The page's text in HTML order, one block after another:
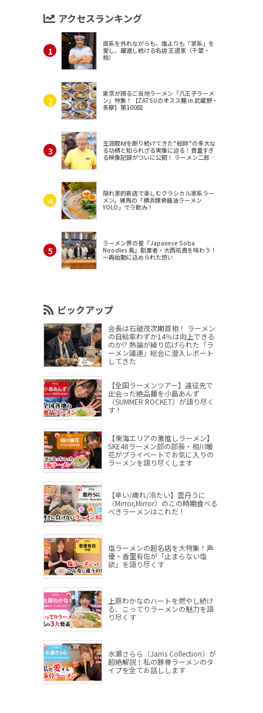
アクセスランキング
直系を外れながらも、誰よりも「家系」を
愛し、躍進し続ける名店 王道家（千葉・
柏）
東京が誇るご当地ラーメン『八王子ラーメ
ン』特集！【ZATSUのオスス麺 in 武蔵野・
多摩】第100回
生涯取材を断り続けてきた“総帥”の多大な
る功績と知られざる実像に迫る！貴重すぎ
る映像記録がついに公開！ ラーメン二郎
隠れ家的新店で楽しむクラシカル家系ラー
メン。練馬の「横浜豚骨醤油ラーメン
YOLO」でラ飲み！
ラーメン界の星『Japanese Soba
Noodles 蔦』創業者・大西祐貴を味わう！
～再始動に込められた想い
ピックアップ
会長は石破茂次期首相！ ラーメン
の自給率わずか14％は向上できる
のか!? 熱論が繰り広げられた「ラ
ーメン議連」総会に潜入レポート
してきた
【全国ラーメンツアー】遠征先で
出会った絶品麺を小島あんず
（SUMMER ROCKET）が語り尽く
す！
【東海エリアの激推しラーメン】
SKE48ラーメン部の部長・相川暖
花がプライベートでお気に入りの
ラーメンを語り尽くします
【辛い/痺れ/冷たい】雲丹うに
（Mirror,Mirror）のこの時期食べる
べきラーメンはこれだ！
塩ラーメンの超名店を大特集！声
優・香里有佐が「止まらない塩
欲」を語り尽くす
上原わかなのハートを燃やし続け
る、こってりラーメンの魅力を語
り尽くす
水瀬さらら（Jams Collection）が
超絶解説！私の豚骨ラーメンのタ
イプを全てお話しします